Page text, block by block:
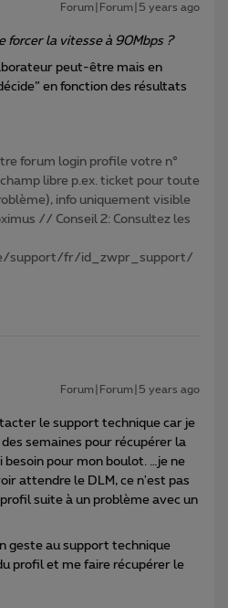
Forum|Forum|5 years ago
forcer la vitesse à 90Mbps ?
peut-être mais en
en fonction des résultats
forum login profile votre n°
libre p.ex. ticket pour toute
info uniquement visible
// Conseil 2: Consultez les
support/fr/id_zwpr_support/
Forum|Forum|5 years ago
le support technique car je
semaines pour récupérer la
pour mon boulot. …je ne
attendre le DLM, ce n'est pas
suite à un problème avec un
geste au support technique
profil et me faire récupérer le